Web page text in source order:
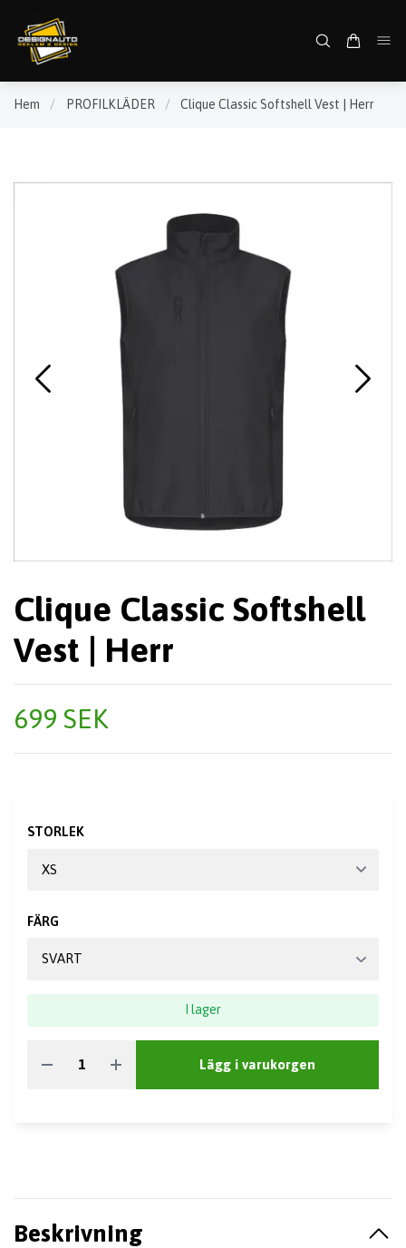
Hem / PROFILKLÄDER / Clique Classic Softshell Vest | Herr
Clique Classic Softshell
Vest | Herr
699 SEK
STORLEK
FÄRG
I lager
Lägg i varukorgen
Beskrivning